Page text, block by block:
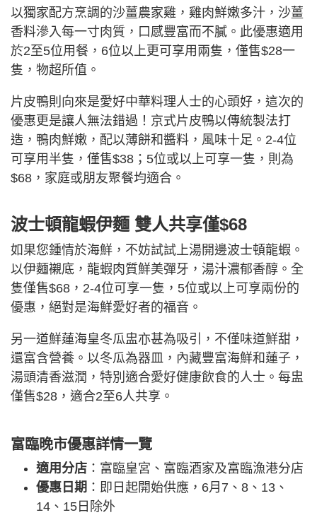
以獨家配方烹調的沙薑農家雞，雞肉鮮嫩多汁，沙薑
香料滲入每一寸肉質，口感豐富而不膩。此優惠適用
於2至5位用餐，6位以上更可享用兩隻，僅售$28一
隻，物超所值。
片皮鴨則向來是愛好中華料理人士的心頭好，這次的
優惠更是讓人無法錯過！京式片皮鴨以傳統製法打
造，鴨肉鮮嫩，配以薄餅和醬料，風味十足。2-4位
可享用半隻，僅售$38；5位或以上可享一隻，則為
$68，家庭或朋友聚餐均適合。
波士頓龍蝦伊麵 雙人共享僅$68
如果您鍾情於海鮮，不妨試試上湯開邊波士頓龍蝦。
以伊麵襯底，龍蝦肉質鮮美彈牙，湯汁濃郁香醇。全
隻僅售$68，2-4位可享一隻，5位或以上可享兩份的
優惠，絕對是海鮮愛好者的福音。
另一道鮮蓮海皇冬瓜盅亦甚為吸引，不僅味道鮮甜，
還富含營養。以冬瓜為器皿，內藏豐富海鮮和蓮子，
湯頭清香滋潤，特別適合愛好健康飲食的人士。每盅
僅售$28，適合2至6人共享。
富臨晚市優惠詳情一覽
適用分店 ：富臨皇宮、富臨酒家及富臨漁港分店
優惠日期 ：即日起開始供應，6月7、8、13、
14、15日除外